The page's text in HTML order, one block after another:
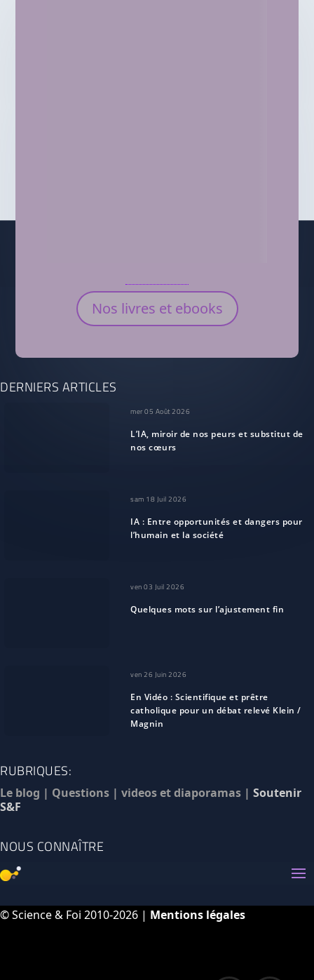
Nos livres et ebooks
DERNIERS ARTICLES
mer 05 Août 2026
L’IA, miroir de nos peurs et substitut de
nos cœurs
sam 18 Juil 2026
IA : Entre opportunités et dangers pour
l’humain et la société
ven 03 Juil 2026
Quelques mots sur l’ajustement fin
ven 26 Juin 2026
En Vidéo : Scientifique et prêtre
catholique pour un débat relevé Klein /
Magnin
RUBRIQUES:
Le blog | Questions | videos et diaporamas | Soutenir
S&F
NOUS CONNAÎTRE
© Science & Foi 2010-2026 | Mentions légales